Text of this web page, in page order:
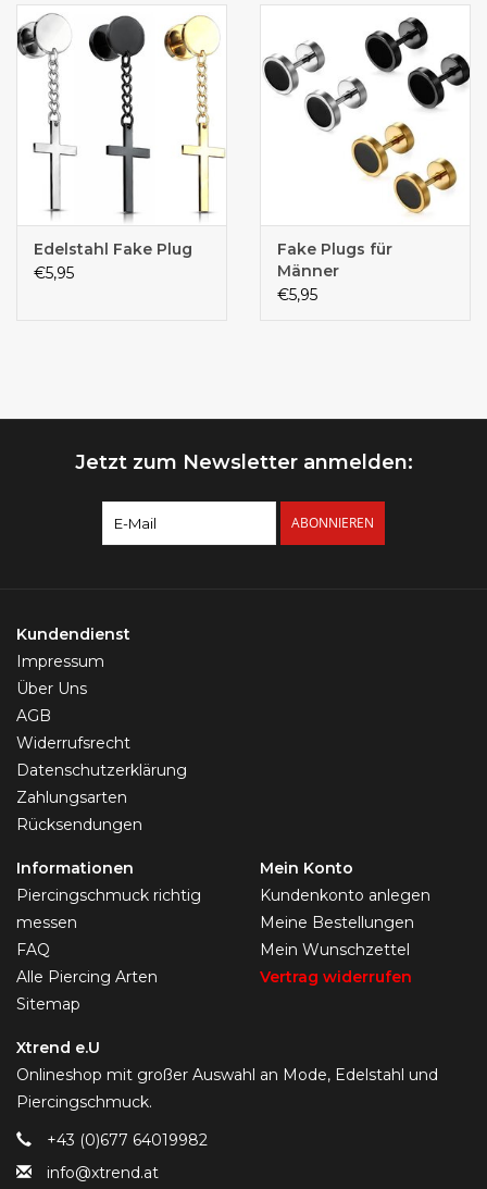
Edelstahl Fake Plug
€5,95
Fake Plugs für
Männer
€5,95
Jetzt zum Newsletter anmelden:
ABONNIEREN
Kundendienst
Impressum
Über Uns
AGB
Widerrufsrecht
Datenschutzerklärung
Zahlungsarten
Rücksendungen
Informationen
Piercingschmuck richtig
messen
FAQ
Alle Piercing Arten
Sitemap
Mein Konto
Kundenkonto anlegen
Meine Bestellungen
Mein Wunschzettel
Vertrag widerrufen
Xtrend e.U
Onlineshop mit großer Auswahl an Mode, Edelstahl und
Piercingschmuck.
+43 (0)677 64019982
info@xtrend.at